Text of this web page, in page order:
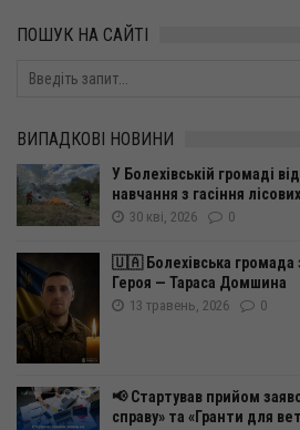
ПОШУК НА САЙТІ
ВИПАДКОВІ НОВИНИ
У Болехівській громаді
навчання з гасіння
30 кві, 2026 0
🇺🇦 Болехівська громада
Героя — Тараса Домшина
13 травень, 2026 0
📢 Стартував прийом
справу» та «Гранти для